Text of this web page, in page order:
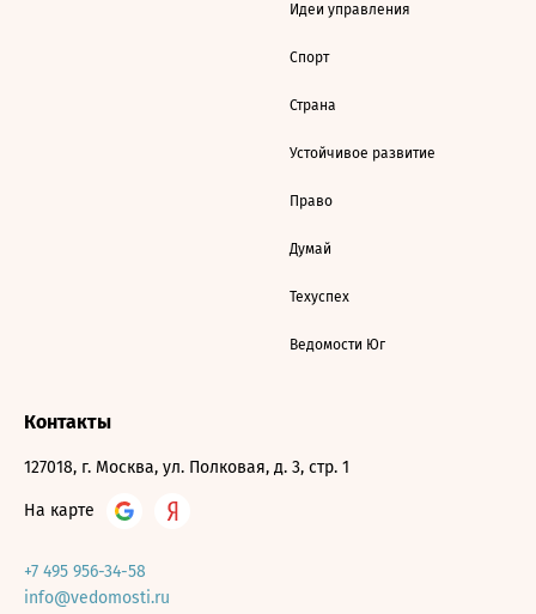
Идеи управления
Спорт
Страна
Устойчивое развитие
Право
Думай
Техуспех
Ведомости Юг
Контакты
127018, г. Москва, ул. Полковая, д. 3, стр. 1
На карте
+7 495 956-34-58
info@vedomosti.ru